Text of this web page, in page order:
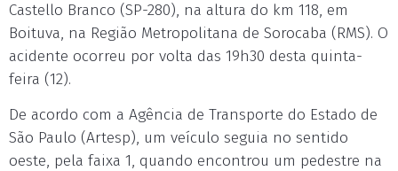
Castello Branco (SP-280), na altura do km 118, em
Boituva, na Região Metropolitana de Sorocaba (RMS). O
acidente ocorreu por volta das 19h30 desta quinta-
feira (12).
De acordo com a Agência de Transporte do Estado de
São Paulo (Artesp), um veículo seguia no sentido
oeste, pela faixa 1, quando encontrou um pedestre na